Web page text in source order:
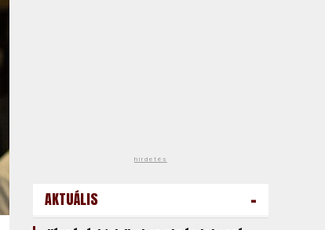
hirdetés
AKTUÁLIS -